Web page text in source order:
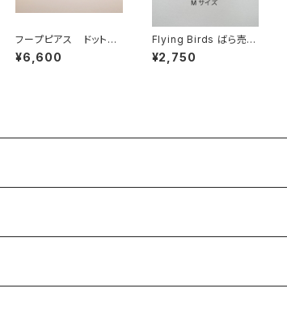
フープピアス ドット
レッド
¥6,600
Flying Birds ばら売り
Mサイズ
¥2,750